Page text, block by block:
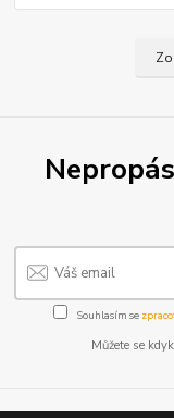
Souhlasím se
Můžete se